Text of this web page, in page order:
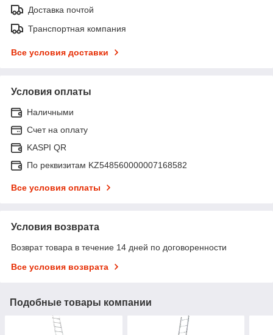
Доставка почтой
Транспортная компания
Все условия доставки
Условия оплаты
Наличными
Счет на оплату
KASPI QR
По реквизитам KZ548560000007168582
Все условия оплаты
Условия возврата
Возврат товара в течение 14 дней по договоренности
Все условия возврата
Подобные товары компании